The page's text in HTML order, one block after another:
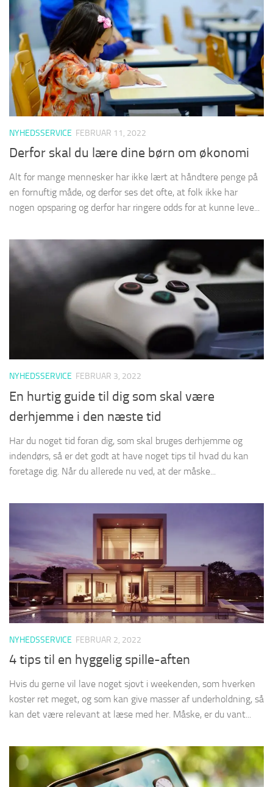
NYHEDSSERVICE FEBRUAR 11, 2022
Derfor skal du lære dine børn om økonomi
Alt for mange mennesker har ikke lært at håndtere penge på
en fornuftig måde, og derfor ses det ofte, at folk ikke har
nogen opsparing og derfor har ringere odds for at kunne leve...
NYHEDSSERVICE FEBRUAR 3, 2022
En hurtig guide til dig som skal være
derhjemme i den næste tid
Har du noget tid foran dig, som skal bruges derhjemme og
indendørs, så er det godt at have noget tips til hvad du kan
foretage dig. Når du allerede nu ved, at der måske...
NYHEDSSERVICE FEBRUAR 2, 2022
4 tips til en hyggelig spille-aften
Hvis du gerne vil lave noget sjovt i weekenden, som hverken
koster ret meget, og som kan give masser af underholdning, så
kan det være relevant at læse med her. Måske, er du vant...